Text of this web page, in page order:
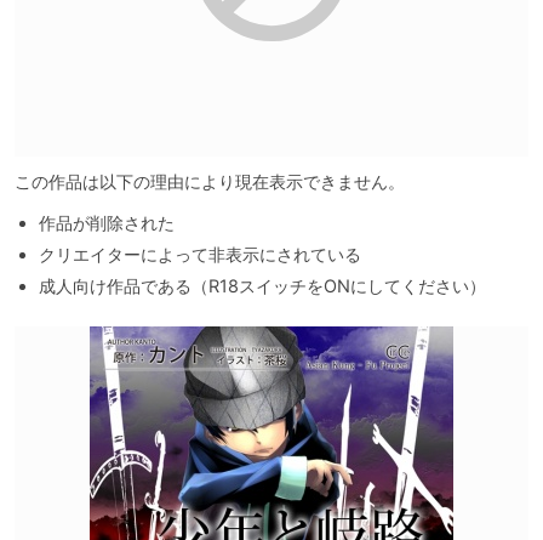
この作品は以下の理由により現在表示できません。
作品が削除された
クリエイターによって非表示にされている
成人向け作品である（R18スイッチをONにしてください）